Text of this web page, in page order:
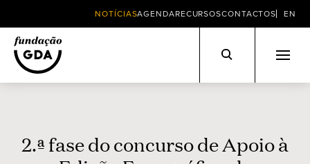
NOTÍCIASAGENDARECURSOSCONTACTOS EN
2.ª fase do concurso de Apoio à